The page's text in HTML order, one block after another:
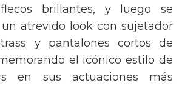
brillantes, y luego se
atrevido look con sujetador
y pantalones cortos de
el icónico estilo de
en sus actuaciones más